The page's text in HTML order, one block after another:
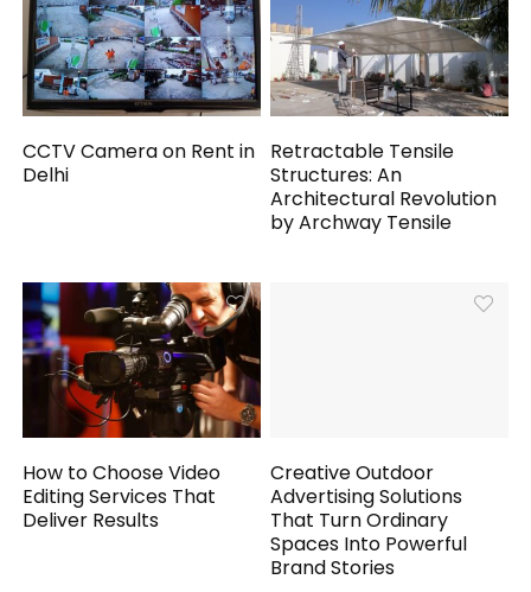
CCTV Camera on Rent in
Delhi
Retractable Tensile
Structures: An
Architectural Revolution
by Archway Tensile
How to Choose Video
Editing Services That
Deliver Results
Creative Outdoor
Advertising Solutions
That Turn Ordinary
Spaces Into Powerful
Brand Stories